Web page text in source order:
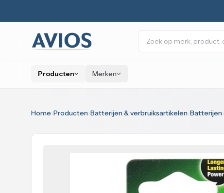
Producten Merken
Home›Producten›Batterijen & verbruiksartikelen›Batterijen›